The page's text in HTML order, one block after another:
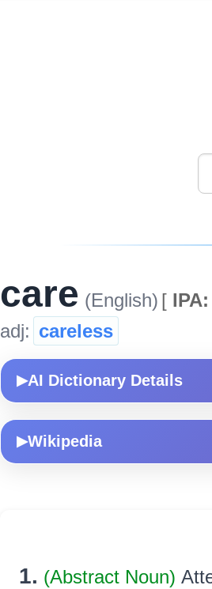
care (English) [ IPA:
adj: careless
▶AI Dictionary Details
▶Wikipedia
1. (Abstract Noun)